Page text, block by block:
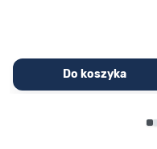
Do koszyka